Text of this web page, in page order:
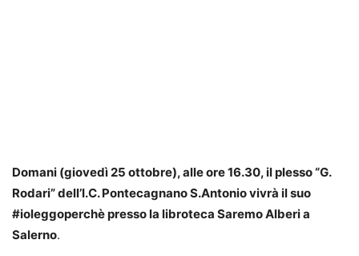
Domani (giovedì 25 ottobre), alle ore 16.30, il plesso “G.
Rodari” dell’I.C. Pontecagnano S.Antonio vivrà il suo
#ioleggoperchè presso la libroteca Saremo Alberi a
Salerno.